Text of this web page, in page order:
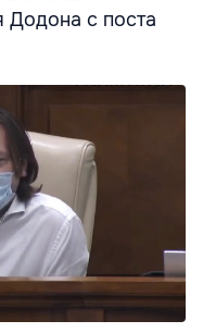
Додона с поста